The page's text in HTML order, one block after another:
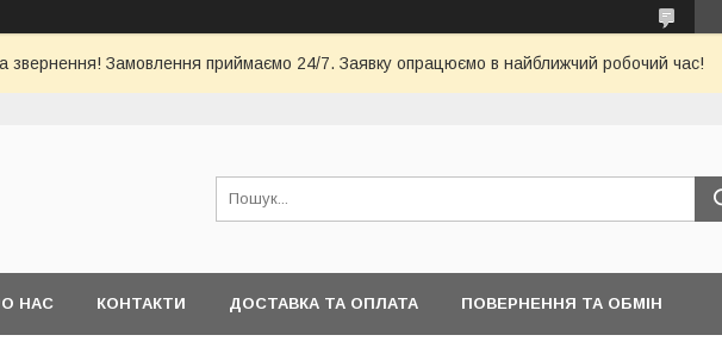
звернення! Замовлення приймаємо 24/7. Заявку опрацюємо в найближчий робочий час!
НАС КОНТАКТИ ДОСТАВКА ТА ОПЛАТА ПОВЕРНЕННЯ ТА ОБМІН